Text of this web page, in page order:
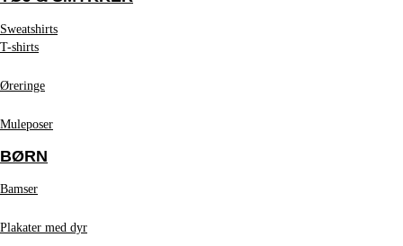
Sweatshirts
T-shirts
Øreringe
Muleposer
BØRN
Bamser
Plakater med dyr